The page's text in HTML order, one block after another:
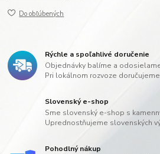
Do obľúbených
Rýchle a spoľahlivé doručenie
Objednávky balíme a
Pri lokálnom rozvoze
Slovenský e-shop
Sme slovenský e-shop s
Uprednostňujeme slovenských
Pohodlný nákup